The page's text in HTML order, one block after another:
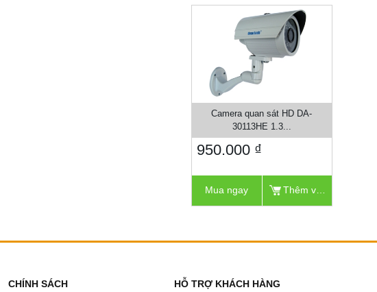
Camera quan sát HD DA-
30113HE 1.3...
950.000 ₫
Mua ngay Thêm vào giỏ
CHÍNH SÁCH HỖ TRỢ KHÁCH HÀNG